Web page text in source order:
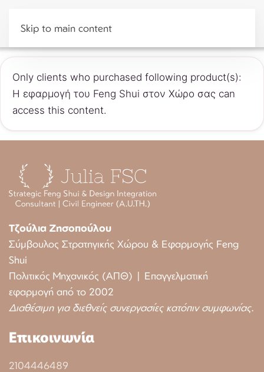
Skip to main content
Only clients who purchased following product(s):
Η εφαρμογή του Feng Shui στον Χώρο σας can
access this content.
Τζούλια Ζησοπούλου
Σύμβουλος Στρατηγικής Χώρου & Εφαρμογής Feng
Shui
Πολιτικός Μηχανικός (ΑΠΘ) | Επαγγελματική
εφαρμογή από το 2002
Διαθέσιμη για διεθνείς συνεργασίες κατόπιν συμφωνίας.
Επικοινωνία
2104446489